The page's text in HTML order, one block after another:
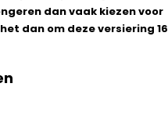
dan vaak kiezen voor
dan om deze versiering 16